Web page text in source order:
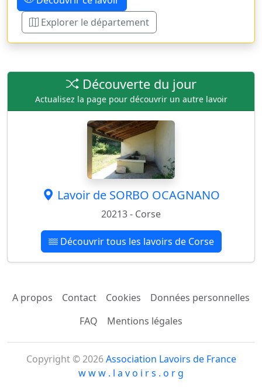
Explorer le département
Découverte du jour
Actualisez la page pour découvrir un autre lavoir
Lavoir de SORBO OCAGNANO
20213 - Corse
Découvrir tous les lavoirs de Corse
A propos Contact Cookies
Données personnelles
FAQ
Mentions légales
Copyright © 2026Association Lavoirs de France
w w w . l a v o i r s . o r g